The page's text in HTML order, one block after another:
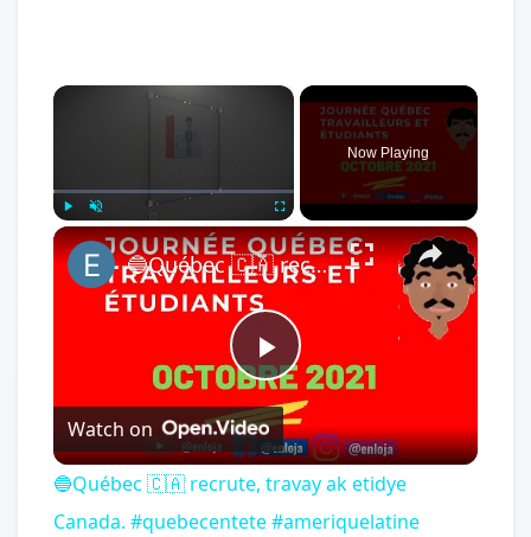
×
Play Unmute Fullscreen
Now Playing
×
Play
Video
🔵Québec 🇨🇦 recrute, travay ak etidye Canada. #quebecentete #ameriquelatine #etude #canada #enloja
Watch on
🔵Québec 🇨🇦 recrute, travay ak etidye
Canada. #quebecentete #ameriquelatine